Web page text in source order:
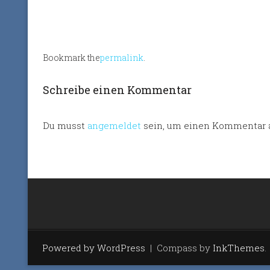
Bookmark thepermalink
Schreibe einen Kommentar
Du musst angemeldet sein, um einen Kommentar
Powered by WordPress | Compass by InkThemes